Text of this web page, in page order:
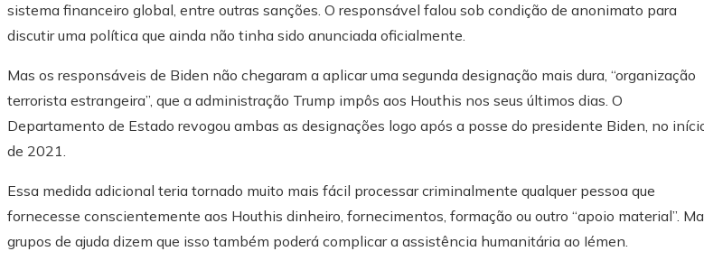
sistema financeiro global, entre outras sanções. O responsável falou sob condição de anonimato para
discutir uma política que ainda não tinha sido anunciada oficialmente.
Mas os responsáveis ​​de Biden não chegaram a aplicar uma segunda designação mais dura, “organização
terrorista estrangeira”, que a administração Trump impôs aos Houthis nos seus últimos dias. O
Departamento de Estado revogou ambas as designações logo após a posse do presidente Biden, no
de 2021.
Essa medida adicional teria tornado muito mais fácil processar criminalmente qualquer pessoa que
fornecesse conscientemente aos Houthis dinheiro, fornecimentos, formação ou outro “apoio material”.
grupos de ajuda dizem que isso também poderá complicar a assistência humanitária ao Iémen.